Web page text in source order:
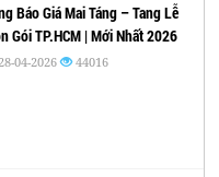
Báo Giá Mai Táng – Tang Lễ
Gói TP.HCM | Mới Nhất 2026
04-2026 44016